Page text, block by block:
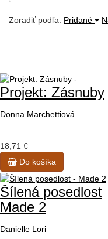
Zoradiť podľa: Pridané
Projekt: Zásnuby
Donna Marchettiová
18,71 €
Do košíka
Šílená posedlost
Made 2
Danielle Lori